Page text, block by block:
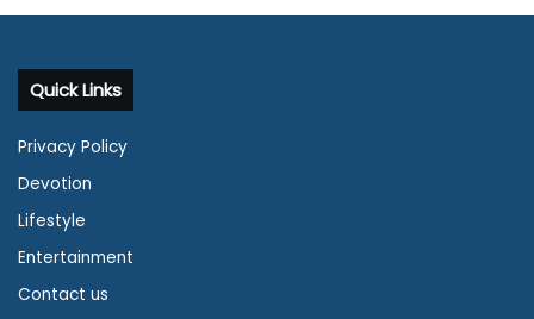
Quick Links
Privacy Policy
Devotion
Lifestyle
Entertainment
Contact us